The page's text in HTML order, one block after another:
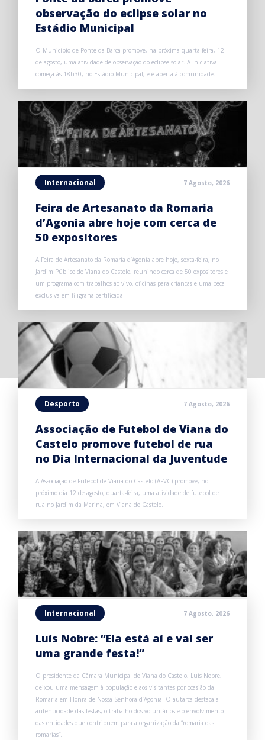
observação do eclipse solar no
Estádio Municipal
O Município de Ponte da Barca promove, na próxima quarta-feira, 12
de agosto, uma atividade de observação do eclipse solar. A iniciativa
começa às 18h30, no Estádio Municipal, e é aberta à comunidade.
Internacional 7 Agosto, 2026
Feira de Artesanato da Romaria
d’Agonia abre hoje com cerca de
50 expositores
A Feira de Artesanato da Romaria d’Agonia abre hoje, sexta-feira, no
Jardim Público de Viana do Castelo, reunindo cerca de 50 expositores e
um programa com trabalhos ao vivo, oficinas para crianças e uma peça
exclusiva em filigrana certificada.
Desporto 7 Agosto, 2026
Associação de Futebol de Viana do
Castelo promove futebol de rua
no Dia Internacional da Juventude
A Associação de Futebol de Viana do Castelo (AFVC) promove, no
próximo dia 12 de agosto, quarta-feira, uma atividade de futebol de
rua no Jardim da Marina, em Viana do Castelo.
Internacional 7 Agosto, 2026
Luís Nobre: “Ela está aí e vai ser
uma grande festa!”
O presidente da Câmara Municipal de Viana do Castelo, Luís Nobre,
deixou uma mensagem à população e aos visitantes por ocasião da
Romaria em Honra de Nossa Senhora d’Agonia. O autarca destaca a
autenticidade das festas, o trabalho dos voluntários e o envolvimento
das entidades que contribuem para a organização da “romaria das
romarias”.